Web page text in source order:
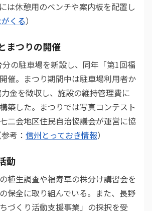
は休憩用のベンチや案内板を配置し
くる）
まつりの開催
の駐車場を新設し、同年「第1回福
催。まつり期間中は駐車場利用者か
金を徴収し、施設の維持管理費に
築した。まつりでは写真コンテスト
二会地区住民自治協議会が運営に協
考： 信州とっておき情報）
動
植生調査や福寿草の株分け講習会を
保全に取り組んでいる。また、長野
づくり活動支援事業」の採択を受